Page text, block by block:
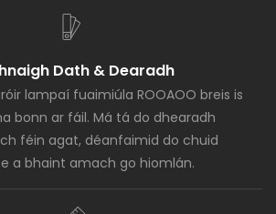
Dath & Dearadh
lampaí fuaimiúla ROOAOO breis is
bonn ar fáil. Má tá do dhearadh
féin agat, déanfaimid do chuid
a bhaint amach go hiomlán.